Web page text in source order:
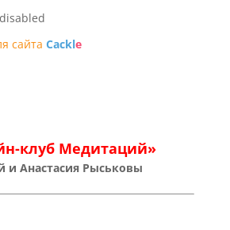
сайта Cackle
клуб Медитаций»
и Анастасия Рыськовы